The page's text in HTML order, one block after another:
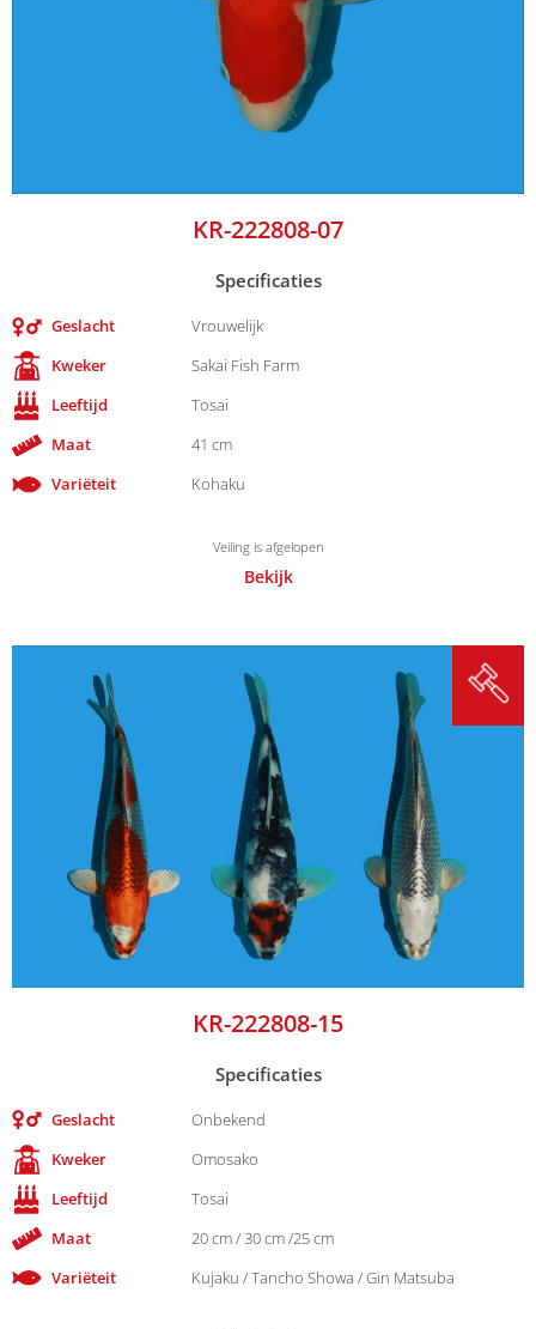
KR-222808-07
Specificaties
Geslacht
Vrouwelijk
Kweker
Sakai Fish Farm
Leeftijd
Tosai
Maat
41 cm
Variëteit
Kohaku
Veiling is afgelopen
Bekijk
KR-222808-15
Specificaties
Geslacht
Onbekend
Kweker
Omosako
Leeftijd
Tosai
Maat
20 cm / 30 cm /25 cm
Variëteit
Kujaku / Tancho Showa / Gin Matsuba